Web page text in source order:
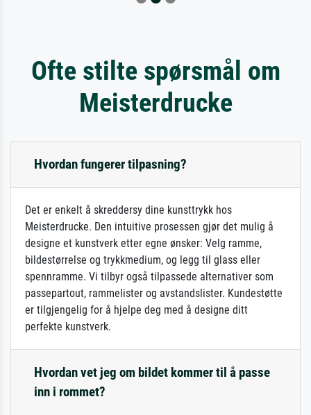
Ofte stilte spørsmål om
Meisterdrucke
Hvordan fungerer tilpasning?
Det er enkelt å skreddersy dine kunsttrykk hos
Meisterdrucke. Den intuitive prosessen gjør det mulig å
designe et kunstverk etter egne ønsker: Velg ramme,
bildestørrelse og trykkmedium, og legg til glass eller
spennramme. Vi tilbyr også tilpassede alternativer som
passepartout, rammelister og avstandslister. Kundestøtte
er tilgjengelig for å hjelpe deg med å designe ditt
perfekte kunstverk.
Hvordan vet jeg om bildet kommer til å passe
inn i rommet?